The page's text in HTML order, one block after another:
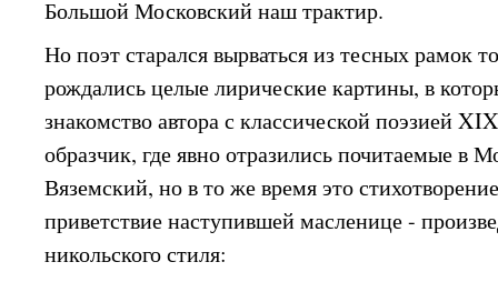
Большой Московский наш трактир.
Но поэт старался вырваться из тесных рамок
рождались целые лирические картины, в
знакомство автора с классической поэзией
образчик, где явно отразились почитаемые в
Вяземский, но в то же время это
приветствие наступившей масленице -
никольского стиля: